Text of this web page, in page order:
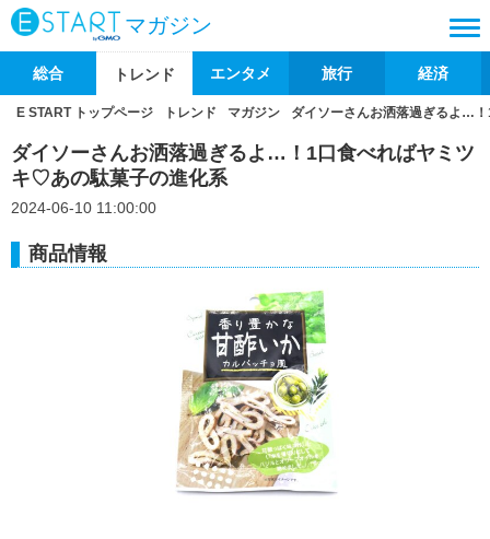
マガジン
総合 トレンド エンタメ 旅行 経済
E START トップページ トレンド マガジン ダイソーさんお洒落過ぎるよ…
ダイソーさんお洒落過ぎるよ…！1口食べればヤミツ
キ♡あの駄菓子の進化系
2024-06-10 11:00:00
商品情報